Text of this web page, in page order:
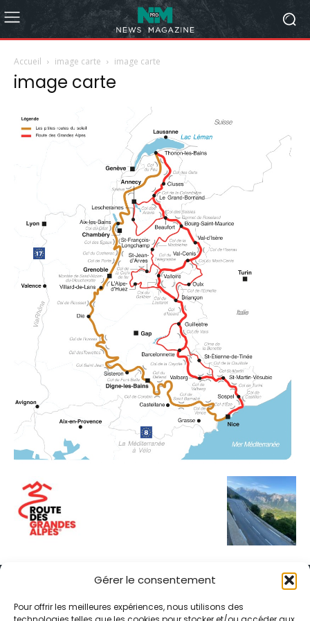
Gérer le consentement
Pour offrir les meilleures expériences, nous utilisons des
Accueil image carte image carte
image carte